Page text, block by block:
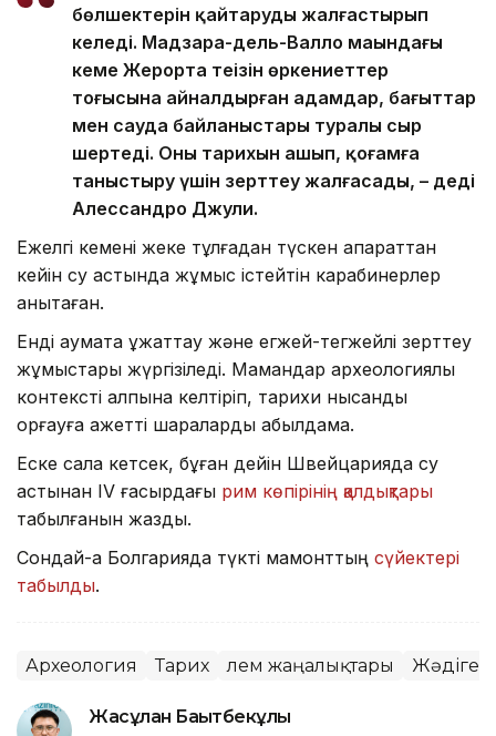
бөлшектерін қайтаруды жалғастырып
келеді. Мадзара-дель-Валло маңындағы
кеме Жерорта теңізін өркениеттер
тоғысына айналдырған адамдар, бағыттар
мен сауда байланыстары туралы сыр
шертеді. Оның тарихын ашып, қоғамға
таныстыру үшін зерттеу жалғасады, – деді
Алессандро Джули.
Ежелгі кемені жеке тұлғадан түскен ақпараттан
кейін су астында жұмыс істейтін карабинерлер
анықтаған.
Енді аумақта құжаттау және егжей-тегжейлі зерттеу
жұмыстары жүргізіледі. Мамандар археологиялық
контексті қалпына келтіріп, тарихи нысанды
қорғауға қажетті шараларды қабылдамақ.
Еске сала кетсек, бұған дейін Швейцарияда су
астынан IV ғасырдағы рим көпірінің қалдықтары
табылғанын жаздық.
Сондай-ақ Болгарияда түкті мамонттың сүйектері
табылды.
Археология Тарих Әлем жаңалықтары Жәдігер
Жасұлан Бақытбекұлы